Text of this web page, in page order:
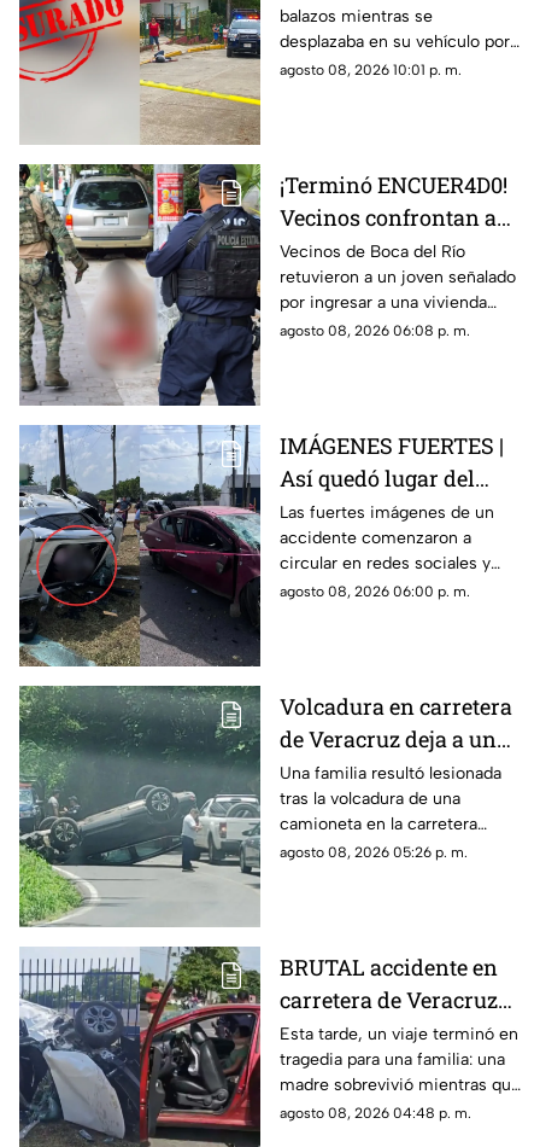
en Poza Rica
balazos mientras se
desplazaba en su vehículo por
una colonia de Poza Rica,
agosto 08, 2026 10:01 p. m.
¡Terminó ENCUER4D0!
Vecinos confrontan a
presunto ladrón en
Infonavit de Boca del
Río
Vecinos de Boca del Río
retuvieron a un joven señalado
por ingresar a una vivienda
durante la madrugada y lo
agosto 08, 2026 06:08 p. m.
IMÁGENES FUERTES |
Así quedó lugar del
accidente en carretera
de Veracruz donde un
joven MURIÓ; su madre
está grave
Las fuertes imágenes de un
accidente comenzaron a
circular en redes sociales y
muestran los momentos
agosto 08, 2026 06:00 p. m.
Volcadura en carretera
de Veracruz deja a una
familia lesionada
Una familia resultó lesionada
tras la volcadura de una
camioneta en la carretera
Fortín-Orizaba, donde la
agosto 08, 2026 05:26 p. m.
BRUTAL accidente en
carretera de Veracruz
deja a joven MUERTO y
a su madre gravemente
herida; buscan a sus
familiares
Esta tarde, un viaje terminó en
tragedia para una familia: una
madre sobrevivió mientras que
su hijo murió tras el fuerte
agosto 08, 2026 04:48 p. m.